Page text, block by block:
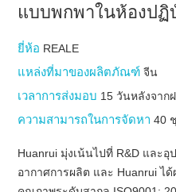
แบบพกพาในห้องปฏิ
ยี่ห้อ REALE
แหล่งที่มาของผลิตภัณฑ์จีน
เวลาการส่งมอบ 15 วันหลังจาก
ความสามารถในการจัดหา40
Huanrui มุ่งเน้นไปที่ R&D และ
อากาศการผลิต และ Huanrui ไ